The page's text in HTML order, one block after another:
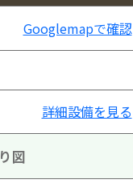
Googlemapで確認
詳細設備を見る
図